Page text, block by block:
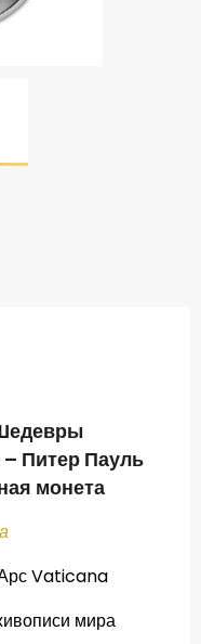
– Питер Пауль
монета
Vaticana
мира